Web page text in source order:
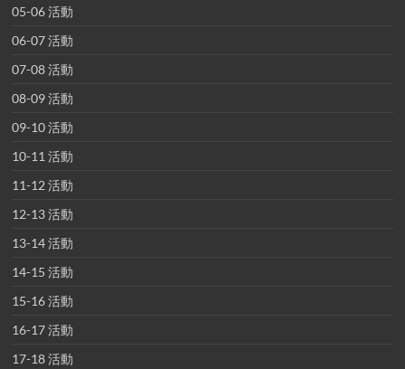
05-06 活動
06-07 活動
07-08 活動
08-09 活動
09-10 活動
10-11 活動
11-12 活動
12-13 活動
13-14 活動
14-15 活動
15-16 活動
16-17 活動
17-18 活動